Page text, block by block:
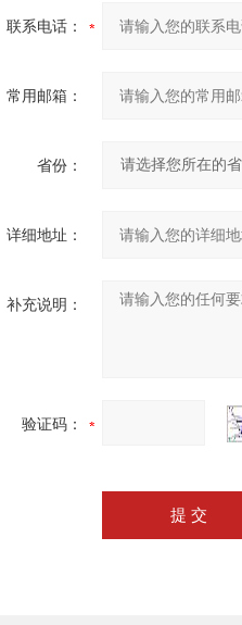
联系电话：
常用邮箱：
省份：
详细地址：
补充说明：
验证码：